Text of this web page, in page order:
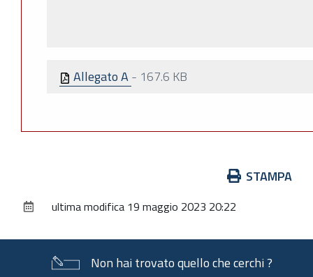
Allegato A- 167.6 KB
documento
STAMPA
ultima modifica 19 maggio 2023 20:22
Non hai trovato quello che cerchi ?